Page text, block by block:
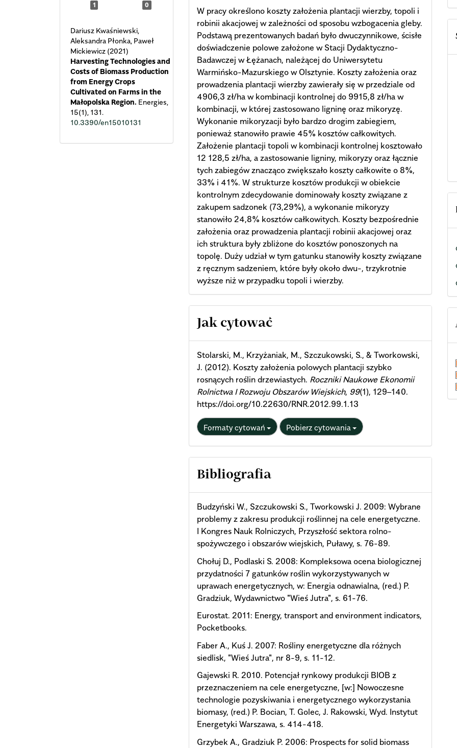
1 0
Dariusz Kwaśniewski,
Aleksandra Płonka, Paweł
Mickiewicz (2021)
Harvesting Technologies and
Costs of Biomass Production
from Energy Crops
Cultivated on Farms in the
Małopolska Region. Energies,
15(1), 131.
10.3390/en15010131
W pracy określono koszty założenia plantacji wierzby, topoli i
robinii akacjowej w zależności od sposobu wzbogacenia gleby.
Podstawą prezentowanych badań było dwuczynnikowe, ścisłe
doświadczenie polowe założone w Stacji Dydaktyczno-
Badawczej w Łężanach, należącej do Uniwersytetu
Warmińsko-Mazurskiego w Olsztynie. Koszty założenia oraz
prowadzenia plantacji wierzby zawierały się w przedziale od
4906,3 zł/ha w kombinacji kontrolnej do 9915,8 zł/ha w
kombinacji, w której zastosowano ligninę oraz mikoryzę.
Wykonanie mikoryzacji było bardzo drogim zabiegiem,
ponieważ stanowiło prawie 45% kosztów całkowitych.
Założenie plantacji topoli w kombinacji kontrolnej kosztowało
12 128,5 zł/ha, a zastosowanie ligniny, mikoryzy oraz łącznie
tych zabiegów znacząco zwiększało koszty całkowite o 8%,
33% i 41%. W strukturze kosztów produkcji w obiekcie
kontrolnym zdecydowanie dominowały koszty związane z
zakupem sadzonek (73,29%), a wykonanie mikoryzy
stanowiło 24,8% kosztów całkowitych. Koszty bezpośrednie
założenia oraz prowadzenia plantacji robinii akacjowej oraz
ich struktura były zbliżone do kosztów ponoszonych na
topolę. Duży udział w tym gatunku stanowiły koszty związane
z ręcznym sadzeniem, które były około dwu-, trzykrotnie
wyższe niż w przypadku topoli i wierzby.
Article
Details
Jak cytować
Stolarski, M., Krzyżaniak, M., Szczukowski, S., & Tworkowski,
J. (2012). Koszty założenia polowych plantacji szybko
rosnących roślin drzewiastych. Roczniki Naukowe Ekonomii
Rolnictwa I Rozwoju Obszarów Wiejskich, 99(1), 129–140.
https://doi.org/10.22630/RNR.2012.99.1.13
Formaty cytowań Pobierz cytowania
Bibliografia
Budzyński W., Szczukowski S., Tworkowski J. 2009: Wybrane
problemy z zakresu produkcji roślinnej na cele energetyczne.
I Kongres Nauk Rolniczych, Przyszłość sektora rolno-
spożywczego i obszarów wiejskich, Puławy, s. 76-89.
Chołuj D., Podlaski S. 2008: Kompleksowa ocena biologicznej
przydatności 7 gatunków roślin wykorzystywanych w
uprawach energetycznych, w: Energia odnawialna, (red.) P.
Gradziuk, Wydawnictwo "Wieś Jutra", s. 61-76.
Eurostat. 2011: Energy, transport and environment indicators,
Pocketbooks.
Faber A., Kuś J. 2007: Rośliny energetyczne dla różnych
siedlisk, "Wieś Jutra", nr 8-9, s. 11-12.
Gajewski R. 2010. Potencjał rynkowy produkcji BIOB z
przeznaczeniem na cele energetyczne, [w:] Nowoczesne
technologie pozyskiwania i energetycznego wykorzystania
biomasy, (red.) P. Bocian, T. Golec, J. Rakowski, Wyd. Instytut
Energetyki Warszawa, s. 414-418.
Grzybek A., Gradziuk P. 2006: Prospects for solid biomass